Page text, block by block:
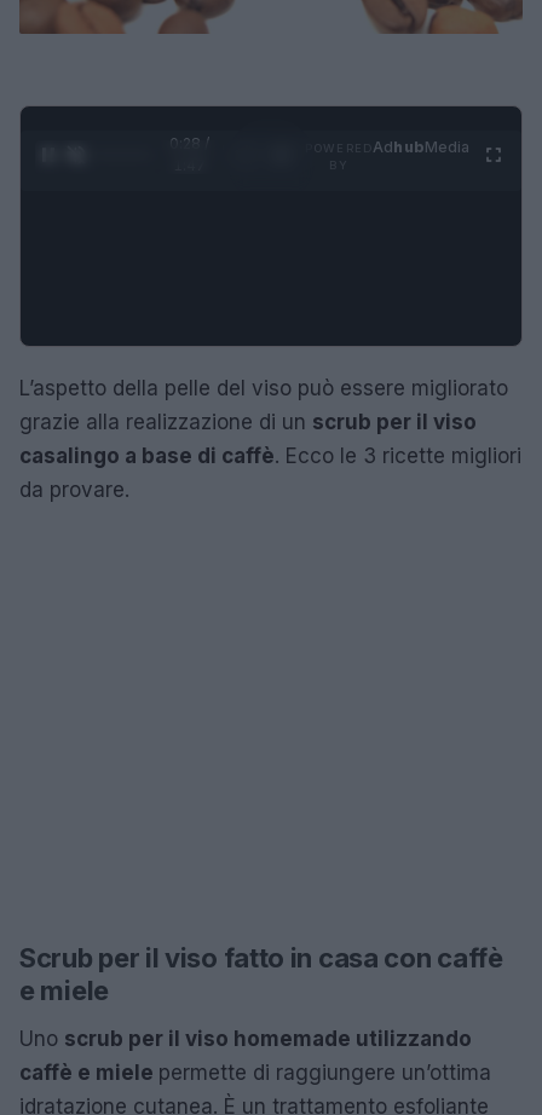
0:29 /
AdhubMedia
L’aspetto della pelle del viso può essere migliorato
grazie alla realizzazione di un scrub per il viso
casalingo a base di caffè. Ecco le 3 ricette migliori
da provare.
Scrub per il viso fatto in casa con caffè
e miele
Uno scrub per il viso homemade utilizzando
caffè e miele permette di raggiungere un’ottima
idratazione cutanea. È un trattamento esfoliante